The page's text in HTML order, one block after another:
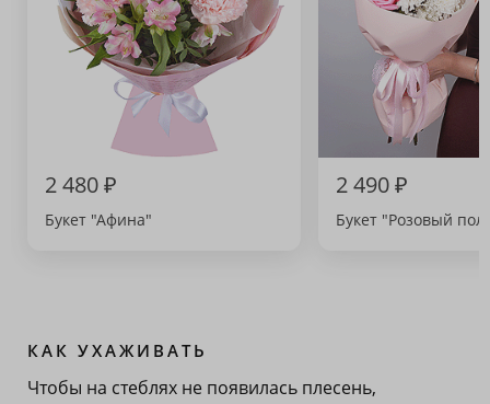
2 480 ₽
Букет "Афина"
2 490 ₽
Букет "Розовый
КАК УХАЖИВАТЬ
Чтобы на стеблях не появилась плесень,